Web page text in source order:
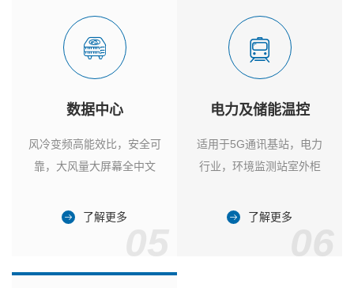
数据中心
风冷变频高能效比，安全可
靠，大风量大屏幕全中文
了解更多
电力及储能温控
适用于5G通讯基站，电力
行业，环境监测站室外柜
了解更多